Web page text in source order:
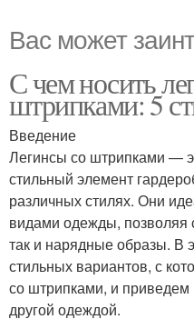
Вас может
С чем носить
штрипками: 5
Введение
Легинсы со штрипками —
стильный элемент
различных стилях. Они
видами одежды, позволяя
так и нарядные образы. В
стильных вариантов, с
со штрипками, и
другой одеждой.